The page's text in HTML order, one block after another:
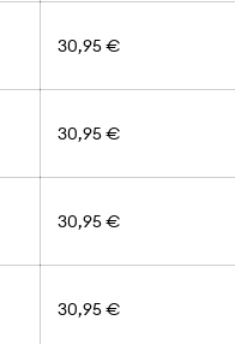
30,95 €
30,95 €
30,95 €
30,95 €